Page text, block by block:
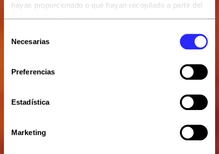
hayas proporcionado o que hayan recopilado a partir del
uso de sus servicios.
Puedes aceptar todas las cookies pulsando el botón
“Aceptar todas” o rechazarlas con “Rechazar todas”.
También puedes escogerlas y, por lo tanto, aceptar o
rechazar las que quieras con el botón “Permitir la
Necesarias
Preferencias
Estadística
Marketing